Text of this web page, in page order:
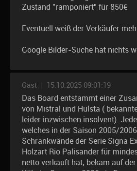
Zustand "ramponiert" für 850€
Eventuell weiß der Verkäufer
Google Bilder-Suche hat nichts
Gast 15.10.2025 09:01:19
Das Board entstammt einer
von Mistral und Hülsta (
leider inzwischen insolvent).
welches in der Saison 2005/
Schrankwände der Serie Signa
Holzart Rio Palisander für
netto verkauft hat, bekam auf